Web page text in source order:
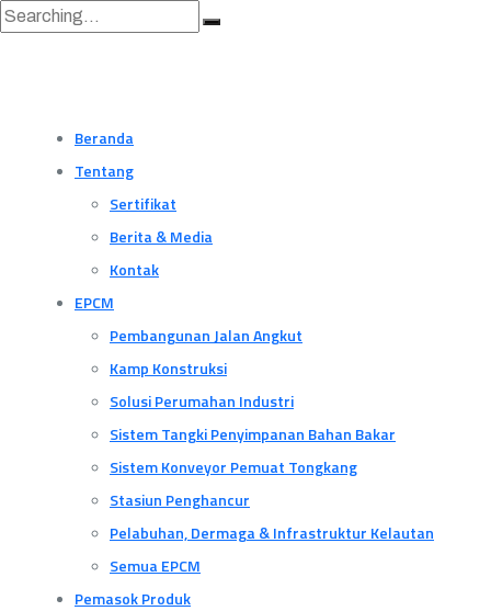
Beranda
Tentang
Sertifikat
Berita & Media
Kontak
EPCM
Pembangunan Jalan Angkut
Kamp Konstruksi
Solusi Perumahan Industri
Sistem Tangki Penyimpanan Bahan Bakar
Sistem Konveyor Pemuat Tongkang
Stasiun Penghancur
Pelabuhan, Dermaga & Infrastruktur Kelautan
Semua EPCM
Pemasok Produk